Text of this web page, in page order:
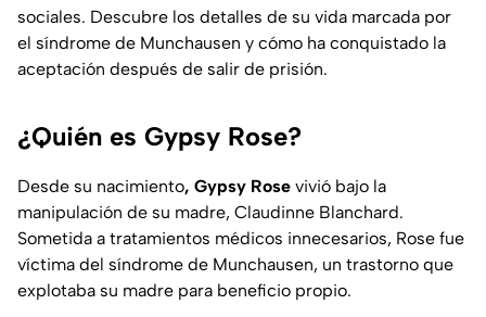
sociales. Descubre los detalles de su vida marcada por
el síndrome de Munchausen y cómo ha conquistado la
aceptación después de salir de prisión.
¿Quién es Gypsy Rose?
Desde su nacimiento, Gypsy Rose vivió bajo la
manipulación de su madre, Claudinne Blanchard.
Sometida a tratamientos médicos innecesarios, Rose fue
víctima del síndrome de Munchausen, un trastorno que
explotaba su madre para beneficio propio.